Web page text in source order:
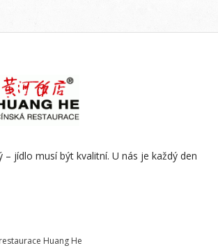
– jídlo musí být kvalitní. U nás je každý den
Huang He